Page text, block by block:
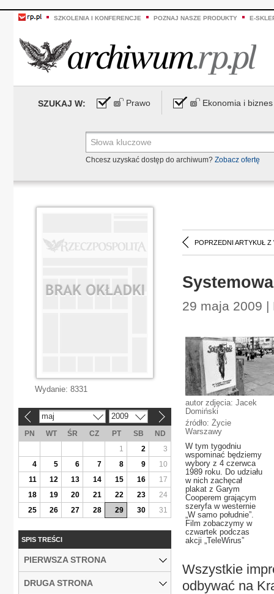
SZKOLENIA I KONFERENCJE POZNAJ NASZE PRODUKTY E-
SZUKAJ W: Prawo Ekonomia i biznes
Chcesz uzyskać dostęp do archiwum? Zobacz ofertę
POPRZEDNI ARTYKUŁ Z
29 maja 2009 |
autor zdjęcia: Jacek
Domiński
źródło: Życie
Warszawy
W tym tygodniu
wspominać będziemy
wybory z 4 czerwca
1989 roku. Do udziału
w nich zachęcał
plakat z Garym
Cooperem grającym
szeryfa w westernie
„W samo południe”.
Film zobaczymy w
czwartek podczas
akcji „TeleWirus”
Wszystkie
odbywać na
Wydanie: 8331
maj 2009
PN WT ŚR CZ PT SB
ND
1
2
3
4
5 6 7 8 9
10
11
12 13 14 15 16
17
18
19 20 21 22 23
24
25
26 27 28 29 30 31
SPIS TREŚCI
PIERWSZA STRONA
DRUGA STRONA